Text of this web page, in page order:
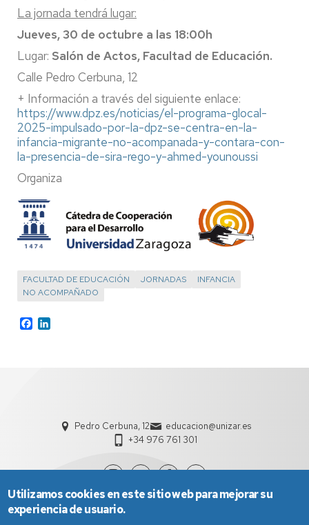
La jornada tendrá lugar:
Jueves, 30 de octubre a las 18:00h
Lugar: Salón de Actos, Facultad de Educación.
Calle Pedro Cerbuna, 12
+ Información a través del siguiente enlace:
https://www.dpz.es/noticias/el-programa-glocal-
2025-impulsado-por-la-dpz-se-centra-en-la-
infancia-migrante-no-acompanada-y-contara-con-
la-presencia-de-sira-rego-y-ahmed-younoussi
Organiza
FACULTAD DE EDUCACIÓN JORNADAS
INFANCIA
NO ACOMPAÑADO
Facebook
Pedro Cerbuna, 12
educacion@unizar.es
+34 976 761 301
Utilizamos cookies en este sitio web para mejorar su
experiencia de usuario.